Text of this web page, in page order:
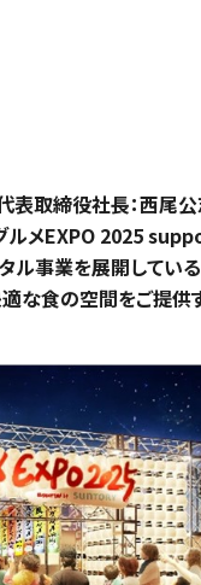
取締役社長：西尾公
ルメEXPO 2025
ル事業を展開してい
な食の空間をご提供す